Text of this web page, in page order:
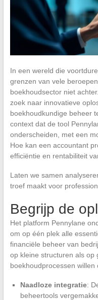
In een wereld die
grenzen van vele
boekhoudsector niet
zoek naar innovatieve
boekhoudkundige beheer
context dat de tool
onderscheiden, met een
Hoe kan een accountant
efficiëntie en rentabiliteit
Laten we samen
troef maakt voor
Begrijp de
Het platform Pennylane
om op één plek alle
financiële beheer van
op kleine structuren als op
boekhoudprocessen willen
Naadloze integratie:
beheertools